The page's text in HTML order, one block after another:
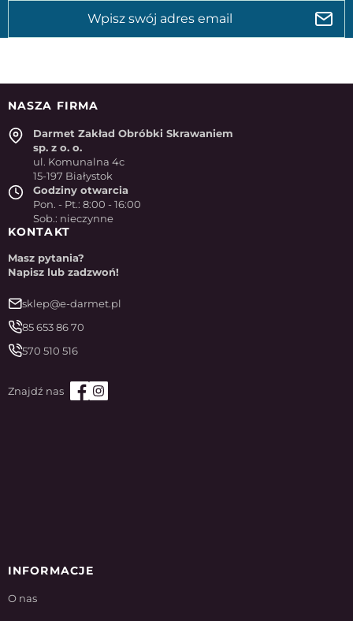
NASZA FIRMA
Darmet Zakład Obróbki Skrawaniem
sp. z o. o.
ul. Komunalna 4c
15-197 Białystok
Godziny otwarcia
Pon. - Pt.: 8:00 - 16:00
Sob.: nieczynne
KONTAKT
Masz pytania?
Napisz lub zadzwoń!
sklep@e-darmet.pl
85 653 86 70
570 510 516
INFORMACJE
O nas